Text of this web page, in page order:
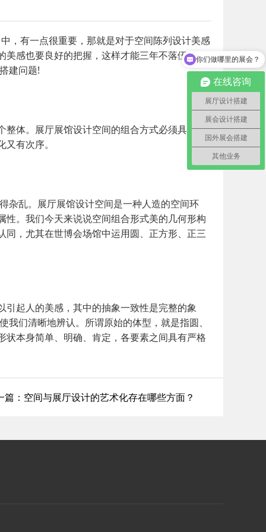
，有一点很重要，那就是对于空间陈列设计美感
感也要良好的把握，这样才能三年不落伍，五
建问题!
体。展厅展馆设计空间的组合方式必须具备多
有次序。
杂乱。展厅展馆设计空间是一种人造的空间环
。我们今天来说说空间组合形式美的几何形构
，尤其在世博会场馆中运用圆、正方形、正三
起人的美感，其中的抽象一致性是完整的象
们清晰地辨认。所谓原始的体型，就是指圆、
本身简单、明确、肯定，各要素之间具有严格
篇：空间与展厅设计的艺术化存在哪些方面？
在线咨询
展厅设计搭建
展会设计搭建
国外展会搭建
其他业务
可以发一下案例吗？
你们做哪里的展会？